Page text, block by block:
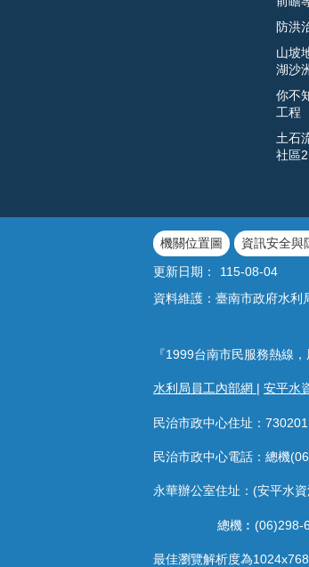
防洪
山坡
湖沙
你不
工程
土石
社區
機關位置圖 資訊安全與
更新日期：
115-08-04
資料維護：臺南市政府水利
『1999台南市民服務熱線
水利局員工內部網 | 安平水
民治市政中心住址：
民治市政中心電話：總機
永華辦公室住址：(安平水
總機︰(06)298-
最佳瀏覽解析度為